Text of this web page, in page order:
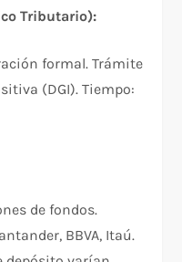
Tributario):
formal. Trámite
(DGI). Tiempo:
de fondos.
BBVA, Itaú.